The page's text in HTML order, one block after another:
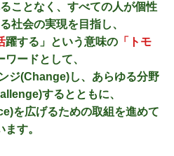
ことなく、すべての人が個性
社会の実現を目指し、
躍する」という意味の 「トモ
ワードとして、
ジ(Change)し、あらゆる分野
するとともに、
を広げるための取組を進めて
ます。